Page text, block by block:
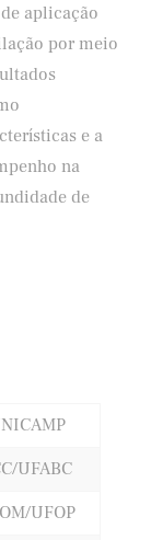
aplicação
por meio
e a
na
de
UFABC
UFOP